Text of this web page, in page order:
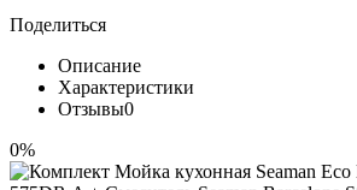
Поделиться
Описание
Характеристики
Отзывы0
0%